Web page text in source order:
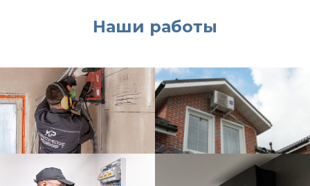
Наши работы
Вентиляция и кондиционирование в здании
Вентиляция в здании
В цехах под ключ
В кальянных под ключ
В офисах под ключ
В салонах красоты под ключ
В лабораториях под ключ
Система вентиляции в здании
Приточно вытяжная вентиляция в здании